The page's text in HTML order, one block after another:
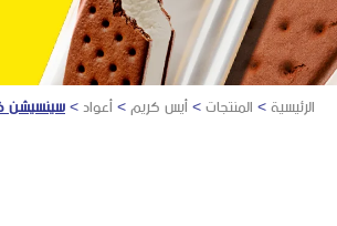
الرئيسية > المنتجات > أيس كريم > أعواد > سينسيشن